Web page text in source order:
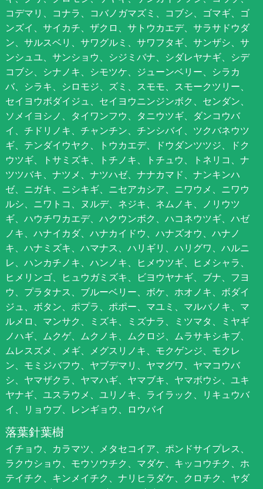
コデマリ、コナラ、コバノガマズミ、コブシ、ゴマギ、ゴ
ンズイ、サイカチ、ザクロ、サトウカエデ、サラサドウダ
ン、サルスベリ、サワグルミ、サワフタギ、サンザシ、サ
ンシュユ、サンショウ、シジミバナ、シダレヤナギ、シデ
コブシ、シナノキ、シモツケ、ジューンベリー、シラカ
バ、シラキ、シロモジ、ズミ、スモモ、スモークツリー、
セイヨウボダイジュ、セイヨウニンジンボク、センダン、
ソメイヨシノ、タイワンフウ、タニウツギ、ダンコウバ
イ、チドリノキ、チャンチン、チンシバイ、ツクバネウツ
ギ、テンダイウヤク、トウカエデ、ドウダンツツジ、ドク
ウツギ、トサミズキ、トチノキ、トチュウ、トネリコ、ナ
ツツバキ、ナツメ、ナツハゼ、ナナカマド、ナンキンハ
ゼ、ニガキ、ニシキギ、ニセアカシア、ニワウメ、ニワウ
ルシ、ニワトコ、ヌルデ、ネジキ、ネムノキ、ノリウツ
ギ、ハウチワカエデ、ハクウンボク、ハコネウツギ、ハゼ
ノキ、ハナイカダ、ハナカイドウ、ハナズオウ、ハナノ
キ、ハナミズキ、ハマナス、ハリギリ、ハリグワ、ハルニ
レ、ハンカチノキ、ハンノキ、ヒメウツギ、ヒメシャラ、
ヒメリンゴ、ヒュウガミズキ、ビヨウヤナギ、ブナ、フヨ
ウ、プラタナス、ブルーベリー、ボケ、ホオノキ、ボダイ
ジュ、ボタン、ポプラ、ポポー、マユミ、マルバノキ、マ
ルメロ、マンサク、ミズキ、ミズナラ、ミツマタ、ミヤギ
ノハギ、ムクゲ、ムクノキ、ムクロジ、ムラサキシキブ、
ムレスズメ、メギ、メグスリノキ、モクゲンジ、モクレ
ン、モミジバフウ、ヤブデマリ、ヤマグワ、ヤマコウバ
シ、ヤマザクラ、ヤマハギ、ヤマブキ、ヤマボウシ、ユキ
ヤナギ、ユスラウメ、ユリノキ、ライラック、リキュウバ
イ、リョウブ、レンギョウ、ロウバイ
落葉針葉樹
イチョウ、カラマツ、メタセコイア、ポンドサイプレス、
ラクウショウ、モウソウチク、マダケ、キッコウチク、ホ
テイチク、キンメイチク、ナリヒラダケ、クロチク、ヤダ